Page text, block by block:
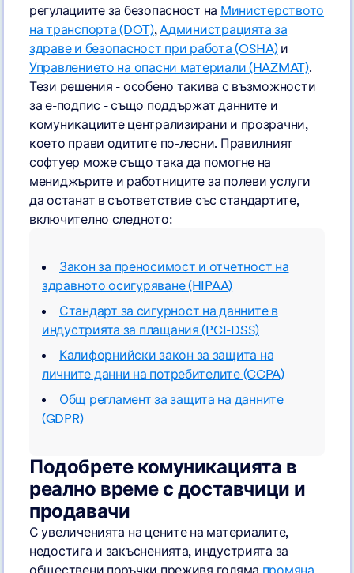
регулациите за безопасност на Министерството
на транспорта (DOT), Администрацията за
здраве и безопасност при работа (OSHA)и
Управлението на опасни материали (HAZMAT).
Тези решения - особено такива с възможности
за е-подпис - също поддържат данните и
комуникациите централизирани и прозрачни,
което прави одитите по-лесни. Правилният
софтуер може също така да помогне на
мениджърите и работниците за полеви услуги
да останат в съответствие със стандартите,
включително следното:
Закон за преносимост и отчетност на
здравното осигуряване (HIPAA)
Стандарт за сигурност на данните в
индустрията за плащания (PCI-DSS)
Калифорнийски закон за защита на
личните данни на потребителите (CCPA)
Общ регламент за защита на данните
(GDPR)
Подобрете комуникацията в
реално време с доставчици и
продавачи
С увеличенията на цените на материалите,
недостига и закъсненията, индустрията за
обществени поръчки преживя голяма промяна